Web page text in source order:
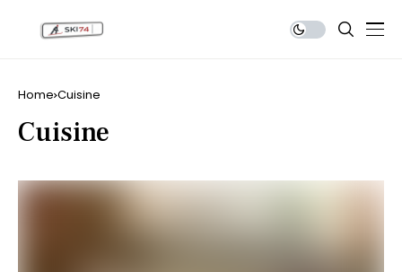
Home Cuisine
Cuisine